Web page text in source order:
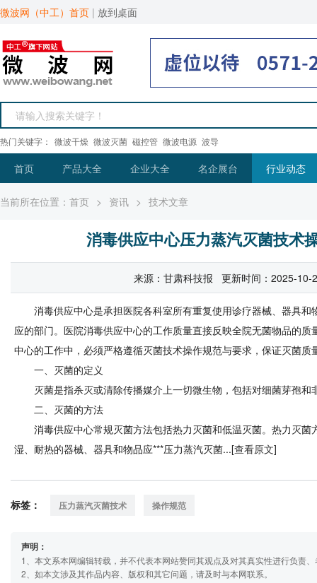
微波网（中工）首页 | 放到桌面
热门关键字： 微波干燥 微波灭菌 磁控管 微波电源 波导
首页 产品大全 企业大全 名企展台 行业动态
当前所在位置： 首页 > 资讯 > 技术文章
消毒供应中心压力蒸汽灭菌技术
来源：甘肃科技报 更新时间：2025-10-
消毒供应中心是承担医院各科室所有重复使用诊疗器械、器具和
应的部门。医院消毒供应中心的工作质量直接反映全院无菌物品的
中心的工作中，必须严格遵循灭菌技术操作规范与要求，保证灭菌质
一、灭菌的定义
灭菌是指杀灭或清除传播媒介上一切微生物，包括对细菌芽孢和
二、灭菌的方法
消毒供应中心常规灭菌方法包括热力灭菌和低温灭菌。热力灭菌
湿、耐热的器械、器具和物品应***压力蒸汽灭菌...[查看原文]
标签： 压力蒸汽灭菌技术 操作规范
声明：
1、本文系本网编辑转载，并不代表本网站赞同其观点及对其真实性进行负责
2、如本文涉及其作品内容、版权和其它问题，请及时与本网联系。